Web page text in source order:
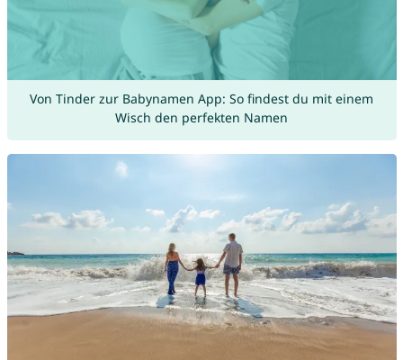
Von Tinder zur Babynamen App: So findest du mit einem
Wisch den perfekten Namen